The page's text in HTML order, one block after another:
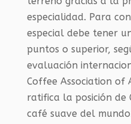
especialidad. Para
especial debe tener
puntos o superior,
evaluación
Coffee Association of
ratifica la posición de
café suave del